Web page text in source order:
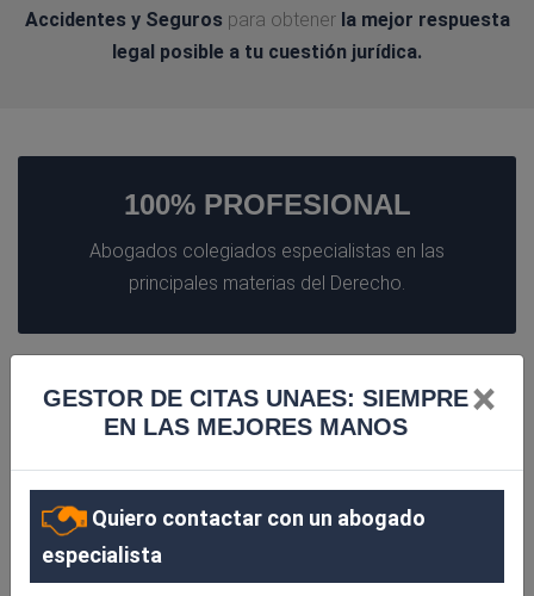
Accidentes y Seguros para obtener la mejor respuesta
legal posible a tu cuestión jurídica.
100% PROFESIONAL
Abogados colegiados especialistas en las
principales materias del Derecho.
GESTOR DE CITAS UNAES: SIEMPRE
EN LAS MEJORES MANOS
×
Quiero contactar con un abogado
especialista